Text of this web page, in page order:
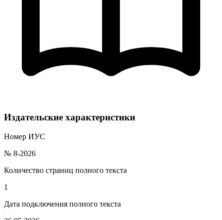
Издательские характеристики
Номер ИУС
№ 8-2026
Количество страниц полного текста
1
Дата подключения полного текста